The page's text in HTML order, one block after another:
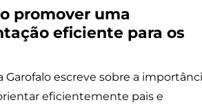
promover uma
eficiente para os
Garofalo escreve sobre a
eficientemente pais e